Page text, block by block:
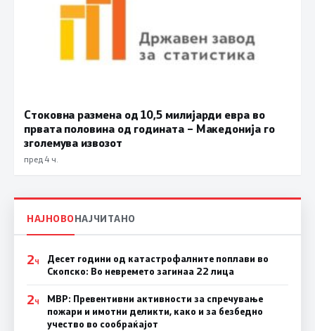
Стоковна размена од 10,5 милијарди евра во
првата половина од годината – Македонија го
зголемува извозот
пред 4 ч.
НАЈНОВОНАЈЧИТАНО
2Ч
Десет години од катастрофалните поплави во
Скопско: Во невремето загинаа 22 лица
2Ч
МВР: Превентивни активности за спречување
пожари и имотни деликти, како и за безбедно
учество во сообраќајот